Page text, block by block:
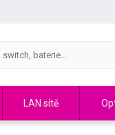
LAN sítě